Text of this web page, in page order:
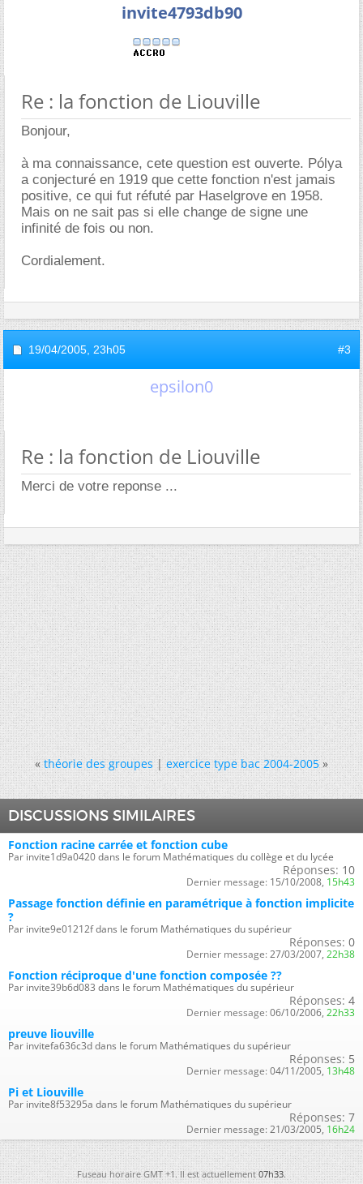
invite4793db90
Re : la fonction de Liouville
Bonjour,
à ma connaissance, cete question est ouverte. Pólya
a conjecturé en 1919 que cette fonction n'est jamais
positive, ce qui fut réfuté par Haselgrove en 1958.
Mais on ne sait pas si elle change de signe une
infinité de fois ou non.
Cordialement.
19/04/2005, 23h05 #3
epsilon0
Re : la fonction de Liouville
Merci de votre reponse ...
« théorie des groupes|exercice type bac 2004-2005 »
DISCUSSIONS SIMILAIRES
Fonction racine carrée et fonction cube
Par invite1d9a0420 dans le forum Mathématiques du collège et du lycée
Réponses: 10
Dernier message: 15/10/2008, 15h43
Passage fonction définie en paramétrique à fonction implicite
?
Par invite9e01212f dans le forum Mathématiques du supérieur
Réponses: 0
Dernier message: 27/03/2007, 22h38
Fonction réciproque d'une fonction composée ??
Par invite39b6d083 dans le forum Mathématiques du supérieur
Réponses: 4
Dernier message: 06/10/2006, 22h33
preuve liouville
Par invitefa636c3d dans le forum Mathématiques du supérieur
Réponses: 5
Dernier message: 04/11/2005, 13h48
Pi et Liouville
Par invite8f53295a dans le forum Mathématiques du supérieur
Réponses: 7
Dernier message: 21/03/2005, 16h24
Fuseau horaire GMT +1. Il est actuellement07h33.